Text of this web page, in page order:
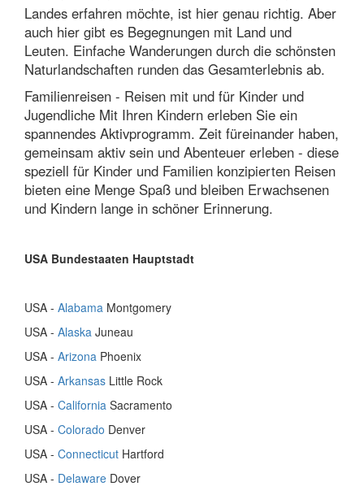
Landes erfahren möchte, ist hier genau richtig. Aber
auch hier gibt es Begegnungen mit Land und
Leuten. Einfache Wanderungen durch die schönsten
Naturlandschaften runden das Gesamterlebnis ab.
Familienreisen - Reisen mit und für Kinder und
Jugendliche Mit Ihren Kindern erleben Sie ein
spannendes Aktivprogramm. Zeit füreinander haben,
gemeinsam aktiv sein und Abenteuer erleben - diese
speziell für Kinder und Familien konzipierten Reisen
bieten eine Menge Spaß und bleiben Erwachsenen
und Kindern lange in schöner Erinnerung.
USA Bundestaaten Hauptstadt
USA - Alabama Montgomery
USA - Alaska Juneau
USA - Arizona Phoenix
USA - Arkansas Little Rock
USA - California Sacramento
USA - Colorado Denver
USA - Connecticut Hartford
USA - Delaware Dover